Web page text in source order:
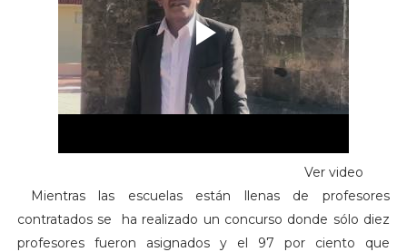
Ver video
Mientras las escuelas están llenas de profesores
contratados se ha realizado un concurso donde sólo diez
profesores fueron asignados y el 97 por ciento que